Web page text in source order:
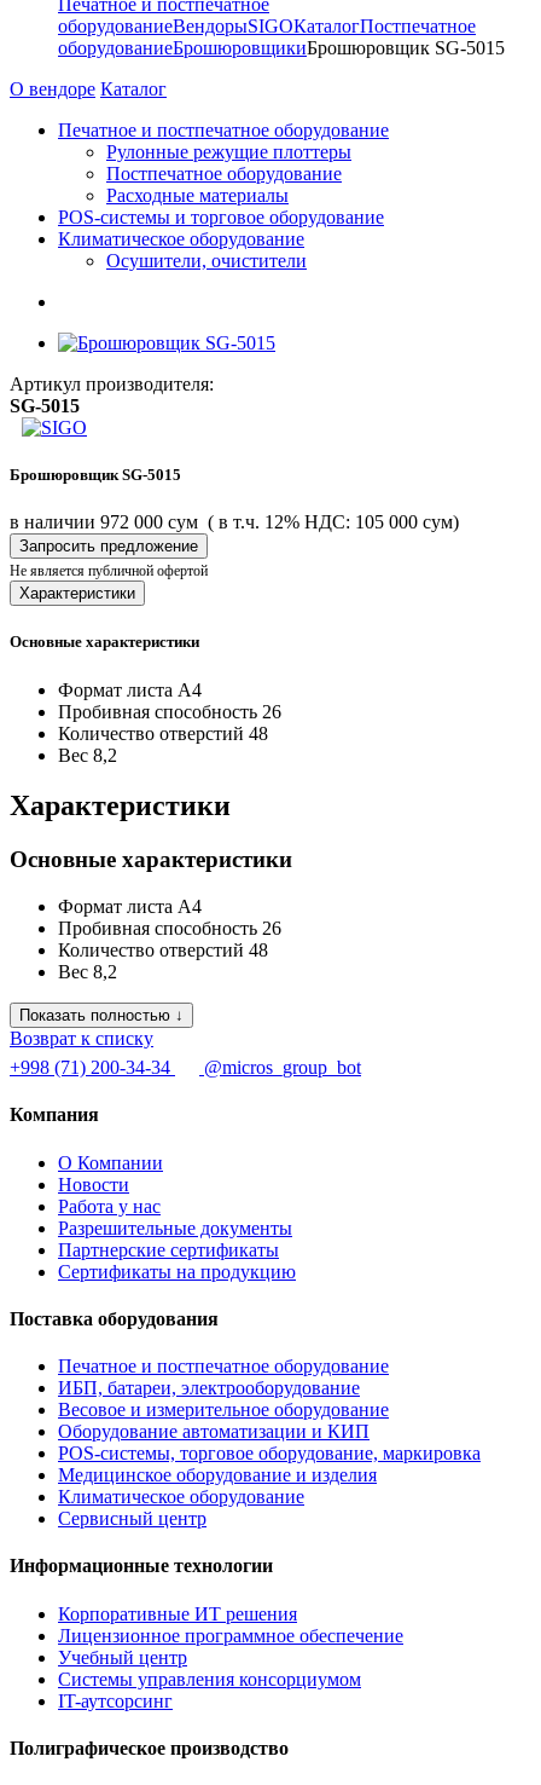
оборудованиеВендорыSIGOКаталогПостпечатное
оборудованиеБрошюровщикиБрошюровщик SG-5015
О вендоре Каталог
Печатное и постпечатное оборудование
Рулонные режущие плоттеры
Постпечатное оборудование
Расходные материалы
POS-системы и торговое оборудование
Климатическое оборудование
Осушители, очистители
Артикул производителя:
SG-5015
Брошюровщик SG-5015
в наличии 972 000 сум ( в т.ч. 12% НДС: 105 000 сум)
Запросить предложение
Не является публичной офертой
Характеристики
Основные характеристики
Формат листа A4
Пробивная способность 26
Количество отверстий 48
Вес 8,2
Характеристики
Основные характеристики
Формат листа A4
Пробивная способность 26
Количество отверстий 48
Вес 8,2
Показать полностью ↓
Возврат к списку
+998 (71) 200-34-34
@micros_group_bot
Компания
О Компании
Новости
Работа у нас
Разрешительные документы
Партнерские сертификаты
Сертификаты на продукцию
Поставка оборудования
Печатное и постпечатное оборудование
ИБП, батареи, электрооборудование
Весовое и измерительное оборудование
Оборудование автоматизации и КИП
POS-системы, торговое оборудование, маркировка
Медицинское оборудование и изделия
Климатическое оборудование
Сервисный центр
Информационные технологии
Корпоративные ИТ решения
Лицензионное программное обеспечение
Учебный центр
Системы управления консорциумом
IT-аутсорсинг
Полиграфическое производство